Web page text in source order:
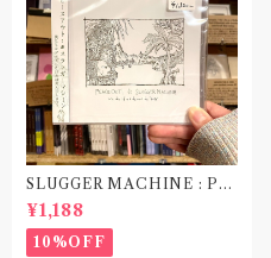
SLUGGER MACHINE : PE
ACE OUT! / we die if we d
o not do “DIG”(SPLIT CD)
〝横浜&札幌〟
¥1,188
10%OFF